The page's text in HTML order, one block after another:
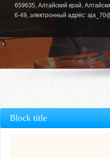
659635, Алтайский край,
6-49, электронный адрес:
Block title